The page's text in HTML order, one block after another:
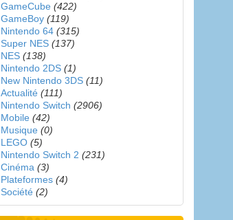
GameCube (422)
GameBoy (119)
Nintendo 64 (315)
Super NES (137)
NES (138)
Nintendo 2DS (1)
New Nintendo 3DS (11)
Actualité (111)
Nintendo Switch (2906)
Mobile (42)
Musique (0)
LEGO (5)
Nintendo Switch 2 (231)
Cinéma (3)
Plateformes (4)
Société (2)